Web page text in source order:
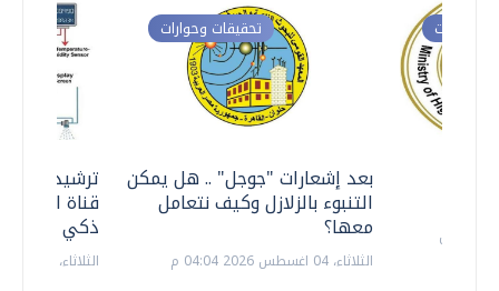
ترشيدا
قناة
ذكي
الثلاثاء، 14 يوليو 2026 06:11 م
تحقيقات وحوارات
بعد إشعارات "جوجل" .. هل يمكن
التنبوء بالزلازل وكيف نتعامل
معها؟
الثلاثاء، 04 اغسطس 2026 04:04 م
وحوارات